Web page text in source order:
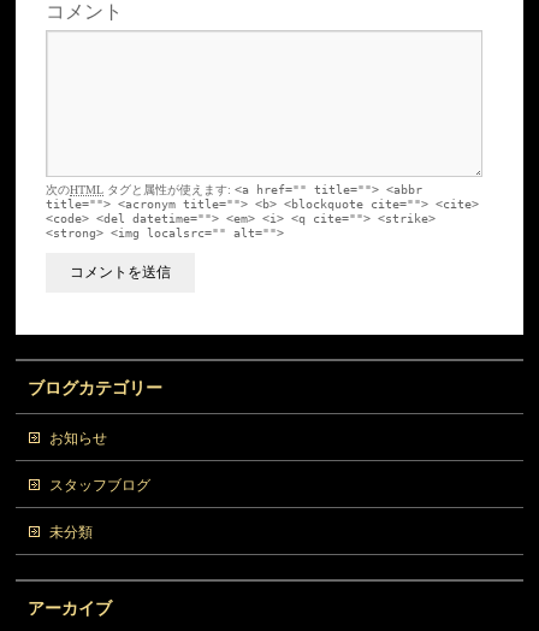
コメント
次のHTML タグと属性が使えます:<a href="" title=""> <abbr
title=""> <acronym title=""> <b> <blockquote cite=""> <cite>
<code> <del datetime=""> <em> <i> <q cite=""> <strike>
<strong> <img localsrc="" alt="">
ブログカテゴリー
お知らせ
スタッフブログ
未分類
アーカイブ